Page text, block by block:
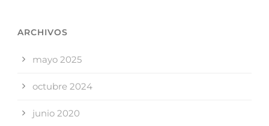
ARCHIVOS
mayo 2025
octubre 2024
junio 2020